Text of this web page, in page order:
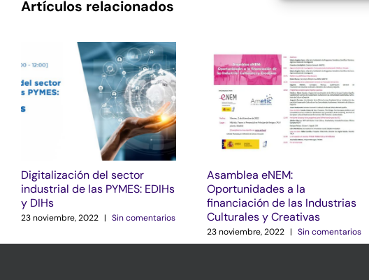
Artículos relacionados
Digitalización del sector
industrial de las PYMES: EDIHs
y DIHs
23 noviembre, 2022 | Sin comentarios
Asamblea eNEM:
Oportunidades a la
financiación de las Industrias
Culturales y Creativas
23 noviembre, 2022 | Sin comentarios